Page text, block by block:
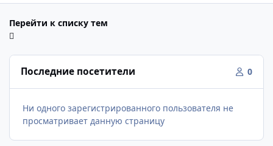
Перейти к списку тем
Последние посетители 0
Ни одного зарегистрированного пользователя не
просматривает данную страницу